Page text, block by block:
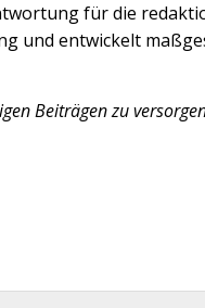
für die
entwickelt
Beiträgen zu